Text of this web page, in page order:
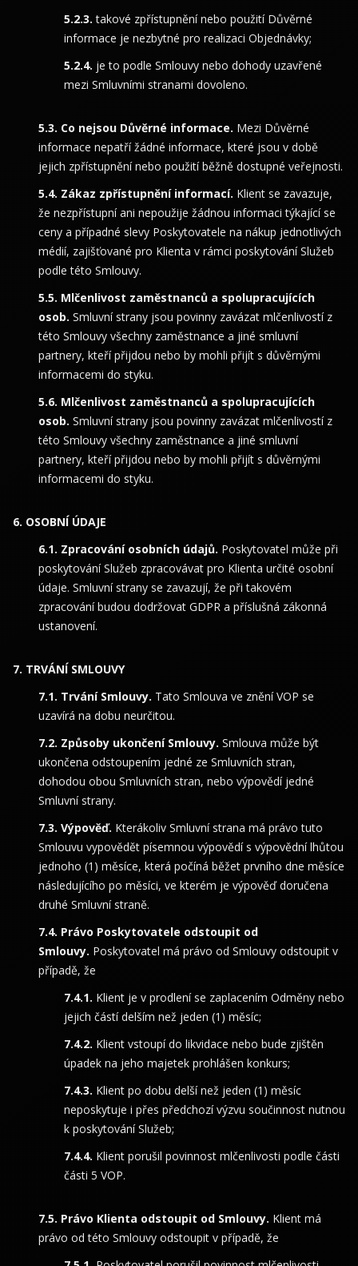
takové zpřístupnění nebo použití Důvěrné
informace je nezbytné pro realizaci Objednávky;
je to podle Smlouvy nebo dohody uzavřené
mezi Smluvními stranami dovoleno.
Co nejsou Důvěrné informace. Mezi Důvěrné
informace nepatří žádné informace, které jsou v době
jejich zpřístupnění nebo použití běžně dostupné veřejnosti.
Zákaz zpřístupnění informací. Klient se zavazuje,
že nezpřístupní ani nepoužije žádnou informaci týkající se
ceny a případné slevy Poskytovatele na nákup jednotlivých
médií, zajišťované pro Klienta v rámci poskytování Služeb
podle této Smlouvy.
Mlčenlivost zaměstnanců a spolupracujících
osob. Smluvní strany jsou povinny zavázat mlčenlivostí z
této Smlouvy všechny zaměstnance a jiné smluvní
partnery, kteří přijdou nebo by mohli přijít s důvěrnými
informacemi do styku.
Mlčenlivost zaměstnanců a spolupracujících
osob. Smluvní strany jsou povinny zavázat mlčenlivostí z
této Smlouvy všechny zaměstnance a jiné smluvní
partnery, kteří přijdou nebo by mohli přijít s důvěrnými
informacemi do styku.
OSOBNÍ ÚDAJE
Zpracování osobních údajů. Poskytovatel může při
poskytování Služeb zpracovávat pro Klienta určité osobní
údaje. Smluvní strany se zavazují, že při takovém
zpracování budou dodržovat GDPR a příslušná zákonná
ustanovení.
TRVÁNÍ SMLOUVY
Trvání Smlouvy. Tato Smlouva ve znění VOP se
uzavírá na dobu neurčitou.
Způsoby ukončení Smlouvy. Smlouva může být
ukončena odstoupením jedné ze Smluvních stran,
dohodou obou Smluvních stran, nebo výpovědí jedné
Smluvní strany.
Výpověď. Kterákoliv Smluvní strana má právo tuto
Smlouvu vypovědět písemnou výpovědí s výpovědní lhůtou
jednoho (1) měsíce, která počíná běžet prvního dne měsíce
následujícího po měsíci, ve kterém je výpověď doručena
druhé Smluvní straně.
Právo Poskytovatele odstoupit od
Smlouvy. Poskytovatel má právo od Smlouvy odstoupit v
případě, že
Klient je v prodlení se zaplacením Odměny nebo
jejich částí delším než jeden (1) měsíc;
Klient vstoupí do likvidace nebo bude zjištěn
úpadek na jeho majetek prohlášen konkurs;
Klient po dobu delší než jeden (1) měsíc
neposkytuje i přes předchozí výzvu součinnost nutnou
k poskytování Služeb;
Klient porušil povinnost mlčenlivosti podle části
části 5 VOP.
Právo Klienta odstoupit od Smlouvy. Klient má
právo od této Smlouvy odstoupit v případě, že